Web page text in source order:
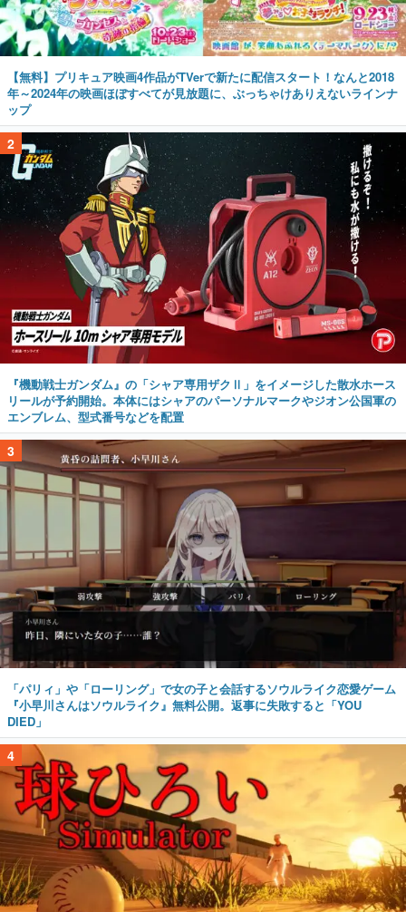
【無料】プリキュア映画4作品がTVerで新たに配信スタート！なんと2018
年～2024年の映画ほぼすべてが見放題に、ぶっちゃけありえないラインナ
ップ
2
『機動戦士ガンダム』の「シャア専用ザクⅡ」をイメージした散水ホース
リールが予約開始。本体にはシャアのパーソナルマークやジオン公国軍の
エンブレム、型式番号などを配置
3
「パリィ」や「ローリング」で女の子と会話するソウルライク恋愛ゲーム
『小早川さんはソウルライク』無料公開。返事に失敗すると「YOU
DIED」
4